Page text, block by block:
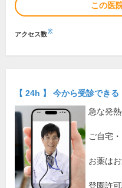
この医
アクセス数※
【 24h 】 今から受診できる
急な発
ご自宅
お薬は
登園許